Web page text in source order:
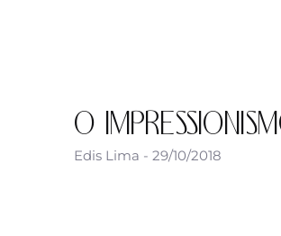
O
Edis Lima 29/10/2018